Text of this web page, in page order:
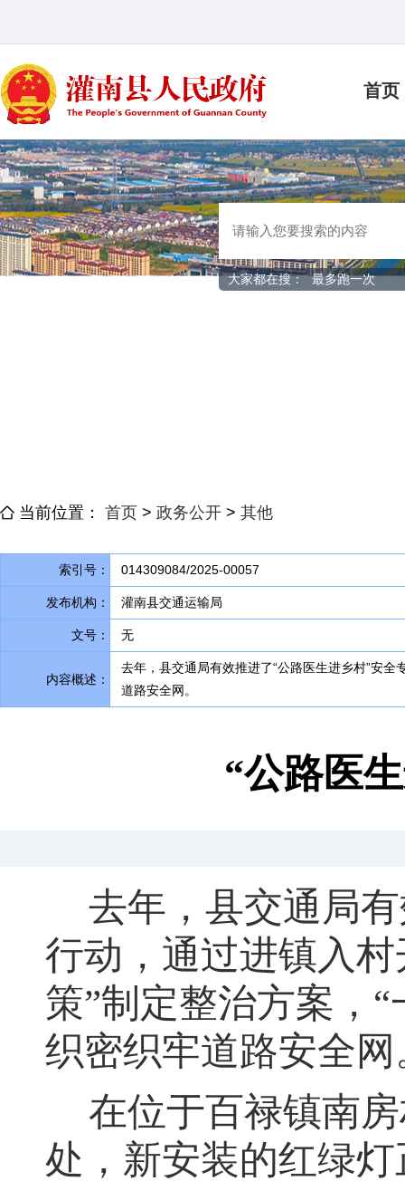
首页
大家都在搜： 最多跑一次
当前位置： 首页 > 政务公开 > 其他
索引号： 014309084/2025-00057
发布机构： 灌南县交通运输局
文号： 无
内容概述：
去年， 县交通局有效推进了“公路医生进乡村”安全
道路安全网。
“公路医
去年 ， 县交通局
行动 ， 通过进镇入
策”制定整治方案，
织密织牢道路安全网
在位于百禄镇南
处 ， 新安装的红绿